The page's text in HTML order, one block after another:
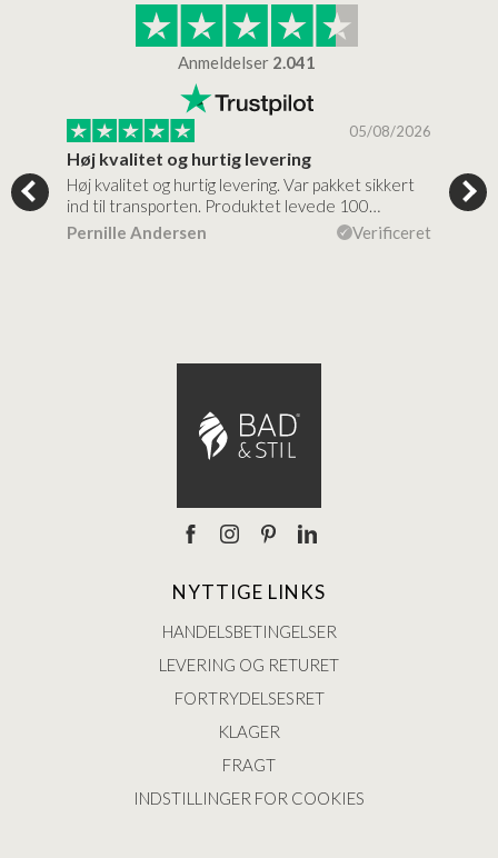
Anmeldelser 2.041
05/08/2026
Høj kvalitet og hurtig levering
Høj kvalitet og hurtig levering. Var pakket sikkert
ind til transporten. Produktet levede 100…
Pernille Andersen
Verificeret
NYTTIGE LINKS
HANDELSBETINGELSER
LEVERING OG RETURET
FORTRYDELSESRET
KLAGER
FRAGT
INDSTILLINGER FOR COOKIES